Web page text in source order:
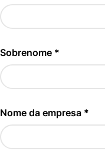
Sobrenome *
Nome da empresa *